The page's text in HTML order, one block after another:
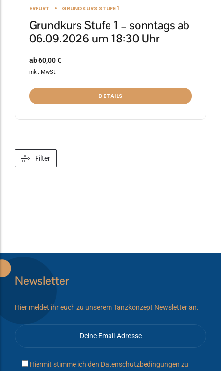
ERFURT GRUNDKURS STUFE 1
Grundkurs Stufe 1 – sonntags ab
06.09.2026 um 18:30 Uhr
ab60,00€
inkl. MwSt.
DETAILS
Filter
Newsletter
Hier meldet ihr euch zu unserem Tanzkonzept Newsletter an.
Hiermit stimme ich den Datenschutzbedingungen zu